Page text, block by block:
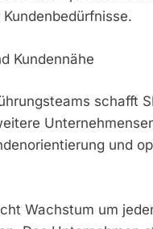
Kundennähe
schafft
und
Wachstum um